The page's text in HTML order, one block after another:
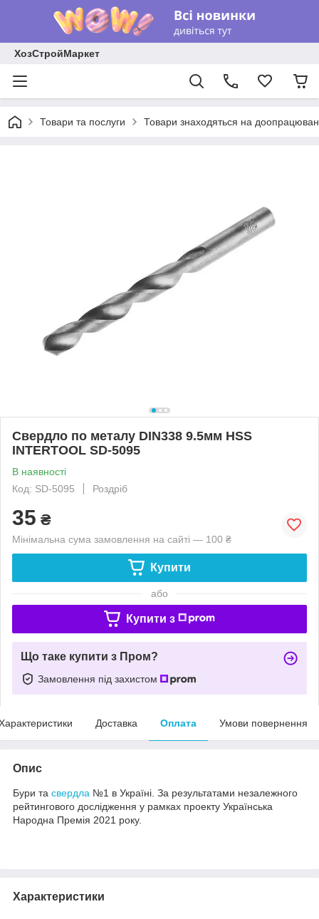
ХозСтройМаркет
Товари та послуги Товари знаходяться на
Свердло по металу DIN338 9.5мм HSS
INTERTOOL SD-5095
В наявності
Код: SD-5095
Роздріб
35 ₴
Мінімальна сума замовлення на сайті — 100 ₴
Купити
або
Купити з
Що таке купити з Пром?
Замовлення під захистом
Доставка Оплата Умови повернення
Опис
Бури та свердла №1 в Україні. За результатами незалежного
рейтингового дослідження у рамках проекту Українська
Народна Премія 2021 року.
Характеристики